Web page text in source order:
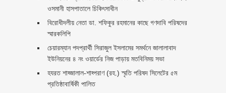
ওসমানী হাসপাতালে চিকিৎসাধীন
বিরোধীদলীয় নেতা ডা. শফিকুর রহমানের কাছে গণদাবি পরিষদের
স্মারকলিপি ‎
চেয়ারম্যান পদপ্রার্থী সিরাজুল ইসলামের সমর্থনে জালালাবাদ
ইউনিয়নের ৪ নং ওয়ার্ডের নিজ পাড়ায় মতবিনিময় সভা
হযরত শাহ্জালাল-শাহ্পরাণ (রহ.) স্মৃতি পরিষদ সিলেটের ৫ম
প্রতিষ্ঠাবার্ষিকী পালিত ‎​